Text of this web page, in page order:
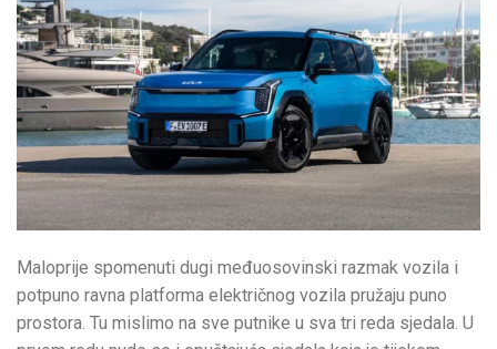
Maloprije spomenuti dugi međuosovinski razmak vozila i
potpuno ravna platforma električnog vozila pružaju puno
prostora. Tu mislimo na sve putnike u sva tri reda sjedala. U